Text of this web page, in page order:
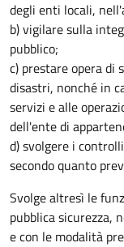
degli enti locali,
b) vigilare sulla
pubblico;
c) prestare opera di
disastri, nonché in
servizi e alle
dell'ente di
d) svolgere i
secondo quanto
Svolge altresì le
pubblica sicurezza,
e con le modalità